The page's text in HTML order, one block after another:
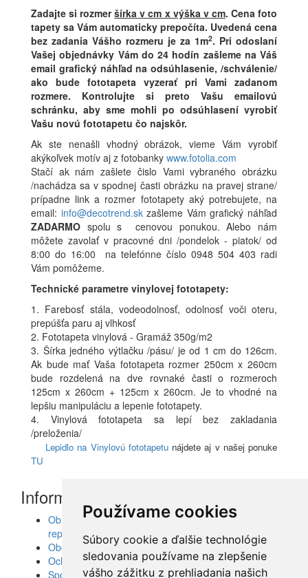
Používame cookies
Súbory cookie a ďalšie technológie
sledovania používame na zlepšenie
vášho zážitku z prehliadania našich
Zadajte si rozmeršírka v cm x výška v cm. Cena foto
tapety sa Vám automaticky prepočíta. Uvedená cena
bez zadania Vášho rozmeru je za 1m2. Pri odoslaní
Vašej objednávky Vám do 24 hodín zašleme na Váš
email grafický náhľad na odsúhlasenie, /schválenie/
ako bude fototapeta vyzerať pri Vami zadanom
rozmere. Kontrolujte si preto Vašu emailovú
schránku, aby sme mohli po odsúhlasení vyrobiť
Vašu novú fototapetu čo najskôr.
Ak ste nenašli vhodný obrázok, vieme Vám vyrobiť
akýkoľvek motív aj z fotobanky www.fotolia.com
Stačí ak nám zašlete čislo Vami vybraného obrázku
/nachádza sa v spodnej časti obrázku na pravej strane/
prípadne link a rozmer fototapety aký potrebujete, na
email: info@decotrend.skzašleme Vám grafický náhľad
ZADARMO spolu s cenovou ponukou. Alebo nám
môžete zavolať v pracovné dni /pondelok - piatok/ od
8:00 do 16:00 na telefónne číslo 0948 504 403 radi
Vám pomôžeme.
Technické parametre vinylovej fototapety:
1. Farebosť stála, vodeodolnosť, odolnosť voči oteru,
prepúšťa paru aj vlhkosť
2. Fototapeta vinylová - Gramáž 350g/m2
3. Šírka jedného výtlačku /pásu/ je od 1 cm do 126cm.
Ak bude mať Vaša fototapeta rozmer 250cm x 260cm
bude rozdelená na dve rovnaké časti o rozmeroch
125cm x 260cm + 125cm x 260cm. Je to vhodné na
lepšiu manipuláciu a lepenie fototapety.
4. Vinylová fototapeta sa lepí bez zakladania
/preloženia/
Lepidlo na Vinylovú fototapetunájdete aj v našej ponuke
TU
Informácie
Obrazy, nálepky, fototapety, šablóny, dekorácie,
reprodukcie
Obchodné podmienky
Ochrana osobných údajov
Spolupráca